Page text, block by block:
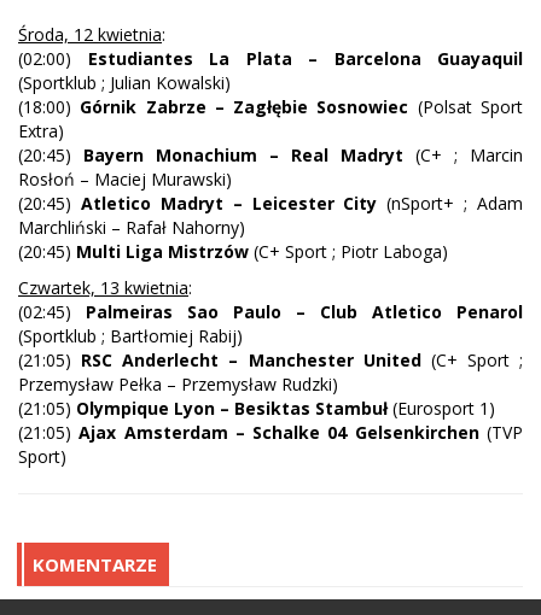
Środa, 12 kwietnia:
(02:00) Estudiantes La Plata – Barcelona Guayaquil
(Sportklub ; Julian Kowalski)
(18:00) Górnik Zabrze – Zagłębie Sosnowiec (Polsat Sport
Extra)
(20:45) Bayern Monachium – Real Madryt (C+ ; Marcin
Rosłoń – Maciej Murawski)
(20:45) Atletico Madryt – Leicester City (nSport+ ; Adam
Marchliński – Rafał Nahorny)
(20:45) Multi Liga Mistrzów (C+ Sport ; Piotr Laboga)
Czwartek, 13 kwietnia:
(02:45) Palmeiras Sao Paulo – Club Atletico Penarol
(Sportklub ; Bartłomiej Rabij)
(21:05) RSC Anderlecht – Manchester United(C+ Sport ;
Przemysław Pełka – Przemysław Rudzki)
(21:05) Olympique Lyon – Besiktas Stambuł(Eurosport 1)
(21:05)Ajax Amsterdam – Schalke 04 Gelsenkirchen(TVP
Sport)
KOMENTARZE